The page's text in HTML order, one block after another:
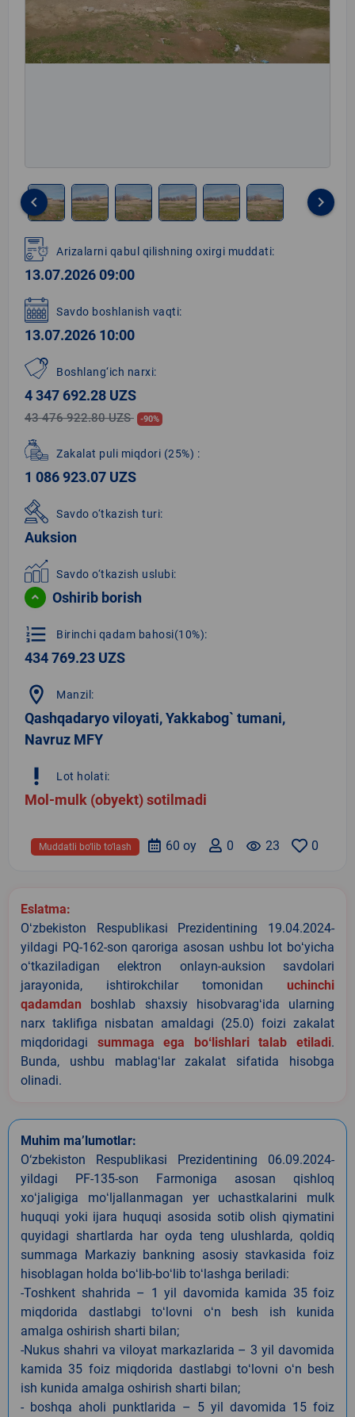
1
of
6
keyboard_arrow_left keyboard_arrow_right
Arizalarni qabul qilishning oxirgi muddati:
13.07.2026 09:00
Savdo boshlanish vaqti:
13.07.2026 10:00
Boshlang‘ich narxi:
4 347 692.28 UZS
43 476 922.80 UZS -90%
Zakalat puli miqdori (25%) :
1 086 923.07 UZS
Savdo o‘tkazish turi:
Auksion
Savdo o‘tkazish uslubi:
Oshirib borish
format_list_numbered Birinchi qadam bahosi(10%):
434 769.23 UZS
location_on Manzil:
Qashqadaryo viloyati, Yakkabog` tumani,
Navruz MFY
priority_high Lot holati:
Mol-mulk (obyekt) sotilmadi
0
remove_red_eye 23
0
60 oy
Muddatli bo‘lib to‘lash
Eslatma:
Oʻzbekiston Respublikasi Prezidentining 19.04.2024-
yildagi PQ-162-son qaroriga asosan ushbu lot boʻyicha
oʻtkaziladigan elektron onlayn-auksion savdolari
jarayonida, ishtirokchilar tomonidan uchinchi
qadamdan boshlab shaxsiy hisobvaragʻida ularning
narx taklifiga nisbatan amaldagi (25.0) foizi zakalat
miqdoridagi summaga ega boʻlishlari talab etiladi.
Bunda, ushbu mablagʻlar zakalat sifatida hisobga
olinadi.
Muhim ma’lumotlar:
O‘zbekiston Respublikasi Prezidentining 06.09.2024-
yildagi PF-135-son Farmoniga asosan qishloq
xoʻjaligiga moʻljallanmagan yer uchastkalarini mulk
huquqi yoki ijara huquqi asosida sotib olish qiymatini
quyidagi shartlarda har oyda teng ulushlarda, qoldiq
summaga Markaziy bankning asosiy stavkasida foiz
hisoblagan holda boʻlib-boʻlib toʻlashga beriladi:
-Toshkent shahrida – 1 yil davomida kamida 35 foiz
miqdorida dastlabgi toʻlovni oʻn besh ish kunida
amalga oshirish sharti bilan;
-Nukus shahri va viloyat markazlarida – 3 yil davomida
kamida 35 foiz miqdorida dastlabgi toʻlovni oʻn besh
ish kunida amalga oshirish sharti bilan;
- boshqa aholi punktlarida – 5 yil davomida 15 foiz